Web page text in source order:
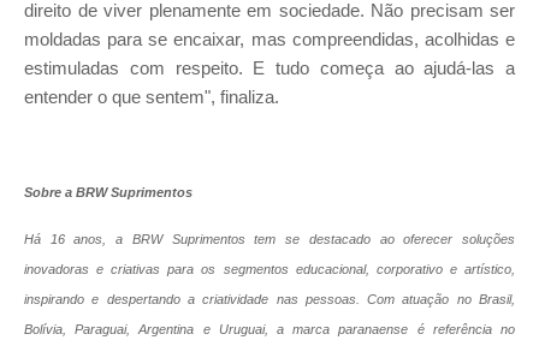
direito de viver plenamente em sociedade. Não precisam ser
moldadas para se encaixar, mas compreendidas, acolhidas e
estimuladas com respeito. E tudo começa ao ajudá-las a
entender o que sentem", finaliza.
Sobre a BRW Suprimentos
Há 16 anos, a BRW Suprimentos tem se destacado ao oferecer soluções
inovadoras e criativas para os segmentos educacional, corporativo e artístico,
inspirando e despertando a criatividade nas pessoas. Com atuação no Brasil,
Bolívia, Paraguai, Argentina e Uruguai, a marca paranaense é referência no